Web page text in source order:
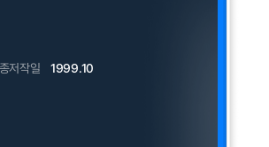
저작일 1999.10